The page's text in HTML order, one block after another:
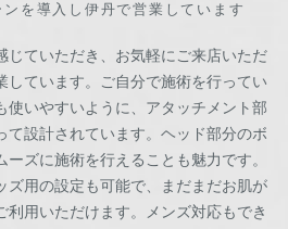
を導入し伊丹で営業しています
じていただき、お気軽にご来店いただ
しています。ご自分で施術を行ってい
使いやすいように、アタッチメント部
て設計されています。ヘッド部分のボ
ズに施術を行えることも魅力です。
ズ用の設定も可能で、まだまだお肌が
利用いただけます。メンズ対応もでき